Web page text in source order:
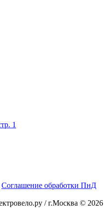
1
Соглашение обработки ПнД
/ г.Москва © 2026